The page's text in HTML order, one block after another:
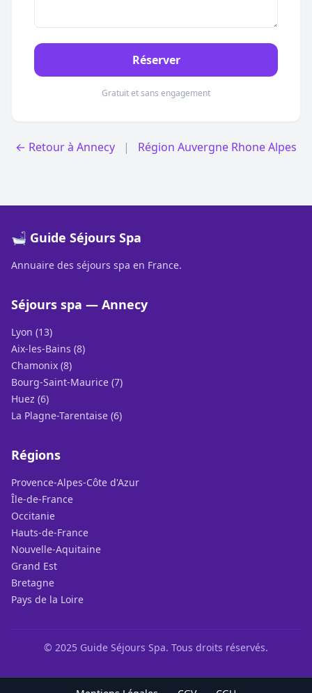
Réserver
Gratuit et sans engagement
← Retour à Annecy | Région Auvergne Rhone Alpes
🛁 Guide Séjours Spa
Annuaire des séjours spa en France.
Séjours spa — Annecy
Lyon (13)
Aix-les-Bains (8)
Chamonix (8)
Bourg-Saint-Maurice (7)
Huez (6)
La Plagne-Tarentaise (6)
Régions
Provence-Alpes-Côte d'Azur
Île-de-France
Occitanie
Hauts-de-France
Nouvelle-Aquitaine
Grand Est
Bretagne
Pays de la Loire
© 2025 Guide Séjours Spa. Tous droits réservés.